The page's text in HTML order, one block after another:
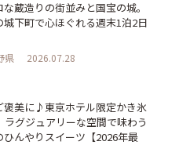
な蔵造りの街並みと国宝の城。
城下町で心ほぐれる週末1泊2日
県 2026.07.28
褒美に♪東京ホテル限定かき氷
ラグジュアリーな空間で味わう
ひんやりスイーツ【2026年最